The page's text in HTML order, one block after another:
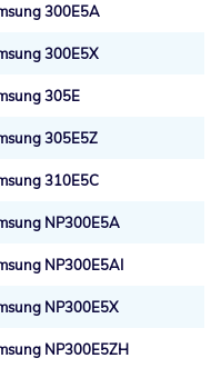
300E5A
300E5X
305E
305E5Z
310E5C
NP300E5A
NP300E5AI
NP300E5X
NP300E5ZH